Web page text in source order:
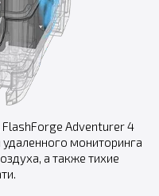
Adventurer 4
мониторинга
а также тихие